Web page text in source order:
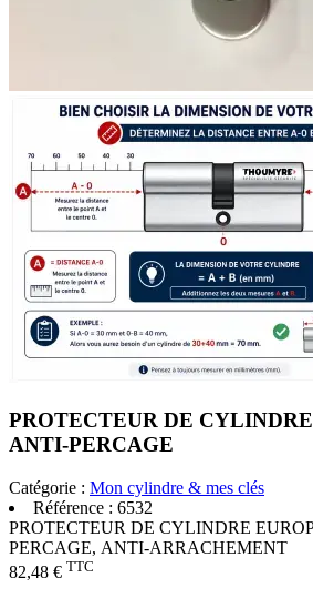
PROTECTEUR DE
ANTI-PERCAGE
Catégorie : Mon cylindre & mes clés
Référence : 6532
PROTECTEUR DE CYLINDRE
PERCAGE, ANTI-ARRACHEMENT
82,48 € TTC